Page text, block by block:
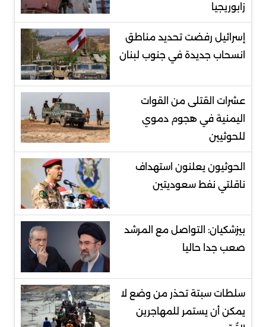
زابوريجيا
إسرائيل رفضت تحديد مناطق
انسحاب جديدة في جنوب لبنان
عشرات القتلى من القوات
اليمنية في هجوم دموي
للحوثيين
الحوثيون يعلنون استهداف
ناقلتي نفط سعوديتين
بيزشكيان: التواصل مع المرشد
صعب جدا حاليا
سلطات سبتة تحذر من وضع لا
يمكن أن يستمر للمهاجرين